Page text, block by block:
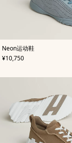
Neon运动鞋
,颜
色:
蓝
,
价格
¥10,750